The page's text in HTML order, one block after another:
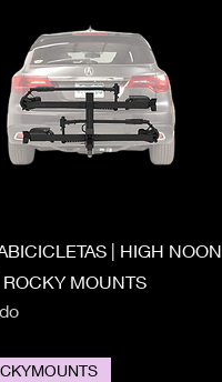
| HIGH NOON
ROCKY MOUNTS